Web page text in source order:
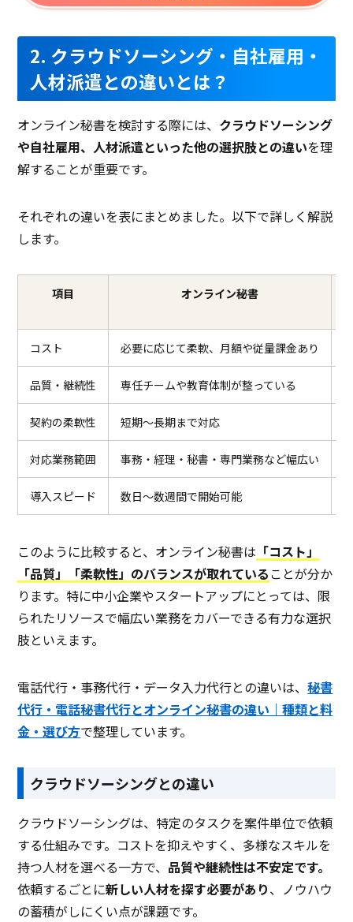
2. クラウドソーシング・自社雇用・
人材派遣との違いとは？
オンライン秘書を検討する際には、 クラウドソーシング
や自社雇用、人材派遣といった他の選択肢との違いを理
解することが重要です。
それぞれの違いを表にまとめました。以下で詳しく解説
します。
項目 オンライン秘書
コスト 必要に応じて柔軟、月額や従量課金あり
品質・継続性 専任チームや教育体制が整っている
契約の柔軟性 短期〜長期まで対応
対応業務範囲 事務・経理・秘書・専門業務など幅広い
導入スピード 数日〜数週間で開始可能
このように比較すると、オンライン秘書は 「コスト」
「品質」「柔軟性」のバランスが取れていることが分か
ります。特に中小企業やスタートアップにとっては、限
られたリソースで幅広い業務をカバーできる有力な選択
肢といえます。
電話代行・事務代行・データ入力代行との違いは、秘書
代行・電話秘書代行とオンライン秘書の違い｜種類と料
金・選び方で整理しています。
クラウドソーシングとの違い
クラウドソーシングは、特定のタスクを案件単位で依頼
する仕組みです。コストを抑えやすく、多様なスキルを
持つ人材を選べる一方で、 品質や継続性は不安定です。
依頼するごとに新しい人材を探す必要があり、ノウハウ
の蓄積がしにくい点が課題です。